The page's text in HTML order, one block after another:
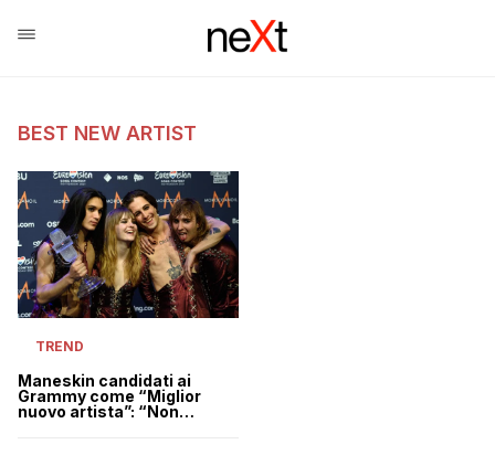
BEST NEW ARTIST
TREND
Maneskin candidati ai
Grammy come “Miglior
nuovo artista”: “Non